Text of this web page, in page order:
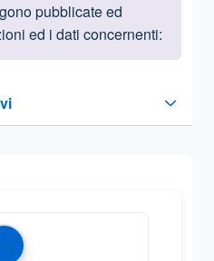
pubblicate ed
ed i dati concernenti: